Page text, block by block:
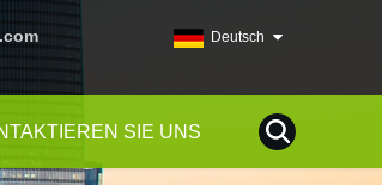
Deutsch
SIE UNS